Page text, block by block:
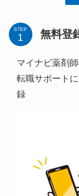
STEP 無料登
マイナビ薬剤
転職サポート
録